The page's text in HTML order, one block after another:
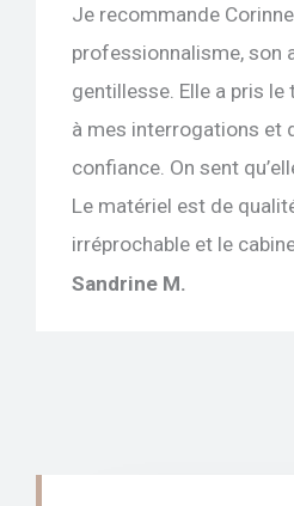
Je recommande
professionnalisme, son
gentillesse. Elle a pris
à mes interrogations et
confiance. On sent
Le matériel est de
irréprochable et le
Sandrine M.